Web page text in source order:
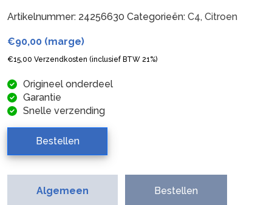
Artikelnummer: 24256630 Categorieën: C4, Citroen
€90,00 (marge)
€15,00 Verzendkosten (inclusief BTW 21%)
Origineel onderdeel
Garantie
Snelle verzending
Bestellen
Algemeen Bestellen